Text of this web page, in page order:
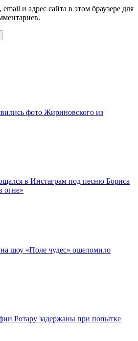
и адрес сайта в этом браузере для
фото Жириновского из
в Инстаграм под песню Бориса
огне»
шоу «Поле чудес» ошеломило
Ротару задержаны при попытке